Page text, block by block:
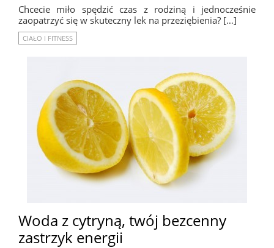
Chcecie miło spędzić czas z rodziną i jednocześnie
zaopatrzyć się w skuteczny lek na przeziębienia? […]
CIAŁO I FITNESS
Woda z cytryną, twój bezcenny
zastrzyk energii